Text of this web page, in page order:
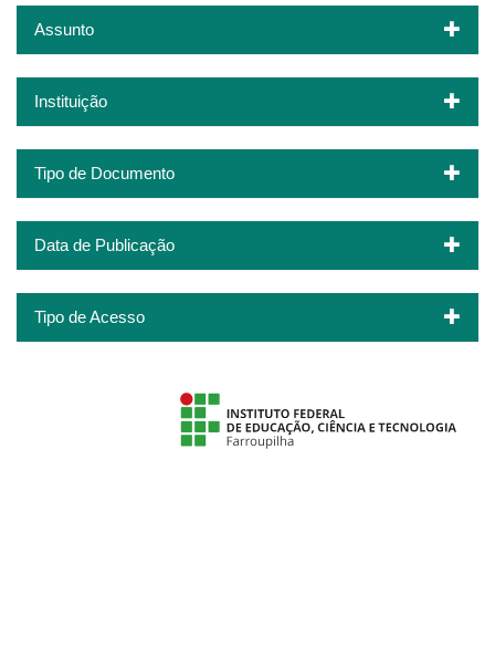
Assunto
Instituição
Tipo de Documento
Data de Publicação
Tipo de Acesso